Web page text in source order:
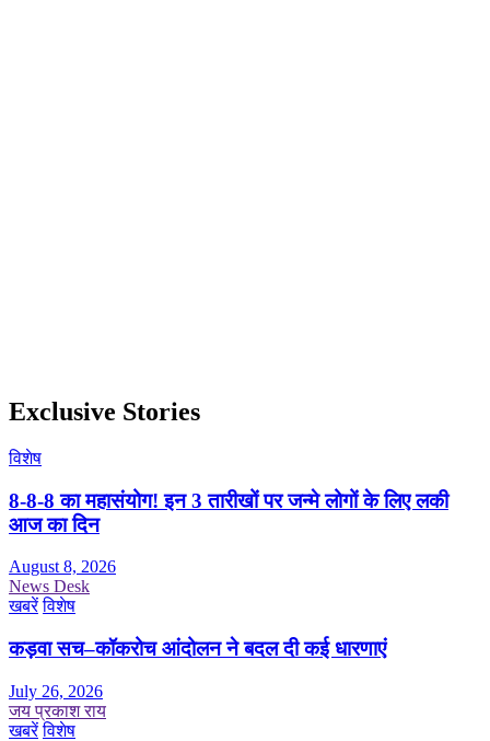
Exclusive Stories
विशेष
8-8-8 का महासंयोग! इन 3 तारीखों पर जन्मे लोगों के लिए लकी
आज का दिन
August 8, 2026
News Desk
खबरें विशेष
कड़वा सच–कॉकरोच आंदोलन ने बदल दी कई धारणाएं
July 26, 2026
जय प्रकाश राय
खबरें विशेष